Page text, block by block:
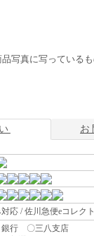
写真に写っている
お
応 / 佐川急便eコレクト
銀行 〇三八支店